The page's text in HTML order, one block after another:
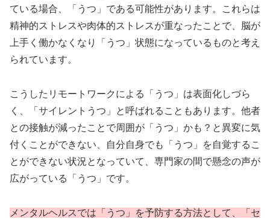
ている場合、「うつ」である可能性があります。これらは
精神的ストレスや肉体的ストレスが重なったことで、脳が
上手く働かなくなり「うつ」状態になっているものと考え
られています。
こうしたリモートワークによる「うつ」は表面化しづら
く、「サイレントうつ」と呼ばれることもあります。他者
との接触が減ったことで周囲が「うつ」かも？と異変に気
付くことができない、自分自身でも「うつ」を自覚するこ
とができない状況となっていて、専門家の間で懸念の声が
広がっている「うつ」です。
メンタルヘルスでは「うつ」を予防する方法として、「セ